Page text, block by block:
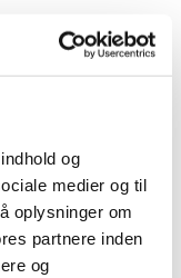
og
medier og til
oplysninger om
partnere inden
og